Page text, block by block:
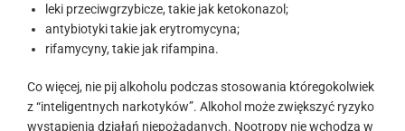
leki przeciwgrzybicze, takie jak ketokonazol;
antybiotyki takie jak erytromycyna;
rifamycyny, takie jak rifampina.
Co więcej, nie pij alkoholu podczas stosowania któregokolwiek
z “inteligentnych narkotyków”. Alkohol może zwiększyć ryzyko
wystąpienia działań niepożądanych. Nootropy nie wchodzą w